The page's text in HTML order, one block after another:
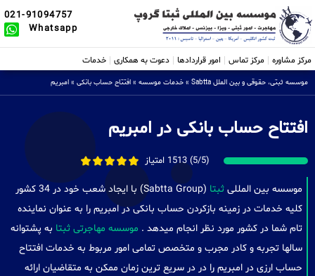
021-91094757
Whatsapp
مرکز مشاوره مرکز تماس امور قراردادها دعوت به همکاری خدمات
موسسه ثبتی، حقوقی و بین الملل Sabtta » خدمات موسسه » افتتاح حساب بانکی » امبریم
افتتاح حساب بانکی در امبریم
(5/5) 1513 امتیاز
موسسه بین المللی ثبتا
(Sabtta Group) با ایجاد شعب خود در 34 کشور
کلیه خدمات در زمینه بازکردن حساب بانکی در امبریم را به عنوان نماینده
تام شما در کشور مورد نظر انجام میدهد . موسسه مهاجرتی ثبتا به پشتوانه
سالها تجربه و کادر مجرب و متخصص تمامی امور مربوط به خدمات افتتاح
حساب ارزی در امبریم را در در سریع ترین زمان ممکن به متقاضیان ارائه